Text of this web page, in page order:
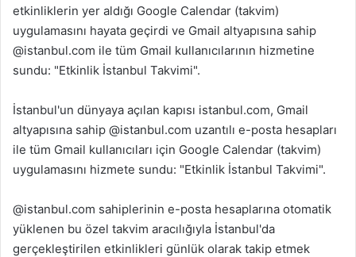
etkinliklerin yer aldığı Google Calendar (takvim)
uygulamasını hayata geçirdi ve Gmail altyapısına sahip
@istanbul.com ile tüm Gmail kullanıcılarının hizmetine
sundu: "Etkinlik İstanbul Takvimi".
İstanbul'un dünyaya açılan kapısı istanbul.com, Gmail
altyapısına sahip @istanbul.com uzantılı e-posta hesapları
ile tüm Gmail kullanıcıları için Google Calendar (takvim)
uygulamasını hizmete sundu: "Etkinlik İstanbul Takvimi".
@istanbul.com sahiplerinin e-posta hesaplarına otomatik
yüklenen bu özel takvim aracılığıyla İstanbul'da
gerçekleştirilen etkinlikleri günlük olarak takip etmek